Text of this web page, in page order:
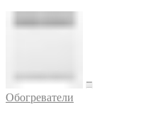
Обогреватели